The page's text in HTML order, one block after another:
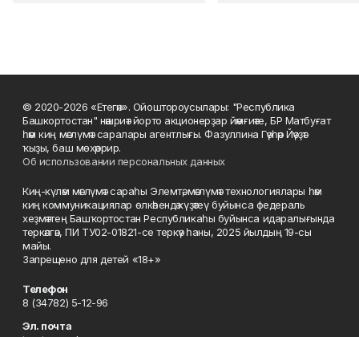
© 2020-2026 «Етегән». Ойоштороусылары: "Республика
Башкортостан" нәшриәт йорто акционерҙар йәмғиәте, БР Матбуғат
һәм киң мәғлүмәт саралары агентлығы. Фазуллина Гәүһәр Йәүҙәт
ҡыҙы, баш мөхәррир.
Об использовании персональных данных
Киң-күләм мәғлүмәт сараһы Элемтә, мәғлүмәт технологиялары һәм
киң коммуникациялар өлкәһендә күҙәтеү буйынса федераль
хеҙмәттең Башҡортостан Республикаһы буйынса идаралығында
теркәлгән, ПИ ТУ02-01821-се теркәү һаны, 2025 йылдың 19-сы
майы.
Запрещено для детей «18+»
Телефон
8 (34782) 5-12-96
Эл. почта